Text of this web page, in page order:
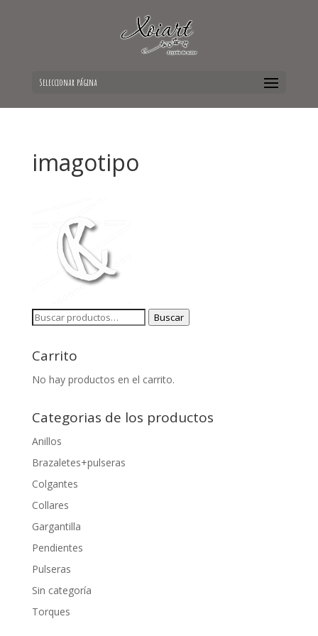
Seleccionar página
imagotipo
Buscar
Buscar
Carrito
No hay productos en el carrito.
Categorias de los productos
Anillos
Brazaletes+pulseras
Colgantes
Collares
Gargantilla
Pendientes
Pulseras
Sin categoría
Torques